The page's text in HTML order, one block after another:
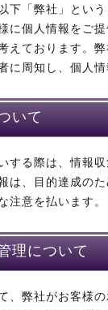
下「弊社」とい
に個人情報をご
えております。
に周知し、個人
いて
する際は、情報
は、目的達成の
注意を払います。
理について
、弊社がお客様